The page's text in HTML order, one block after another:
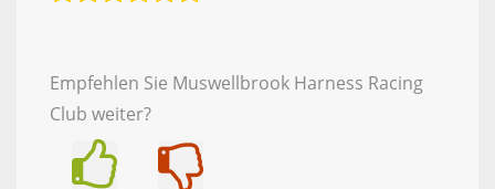
Empfehlen Sie Muswellbrook Harness Racing
Club weiter?